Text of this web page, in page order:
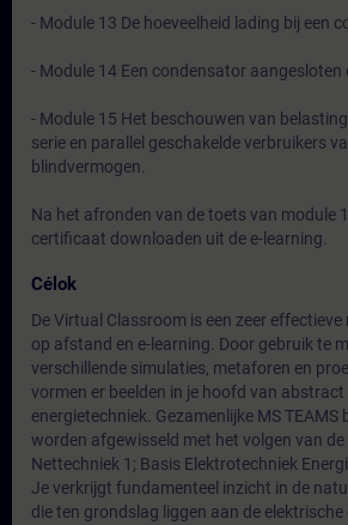
- Module 13 De hoeveelheid lading bij een
- Module 14 Een condensator
- Module 15 Het beschouwen van
serie en parallel geschakelde verbruikers
blindvermogen.
Na het afronden van de toets van module
certificaat downloaden uit de e-learning.
Célok
De Virtual Classroom is een zeer
op afstand en e-learning. Door gebruik te
verschillende simulaties, metaforen en
vormen er beelden in je hoofd van
energietechniek. Gezamenlijke MS TEAMS
worden afgewisseld met het volgen van de
Nettechniek 1; Basis Elektrotechniek
Je verkrijgt fundamenteel inzicht in de
die ten grondslag liggen aan de